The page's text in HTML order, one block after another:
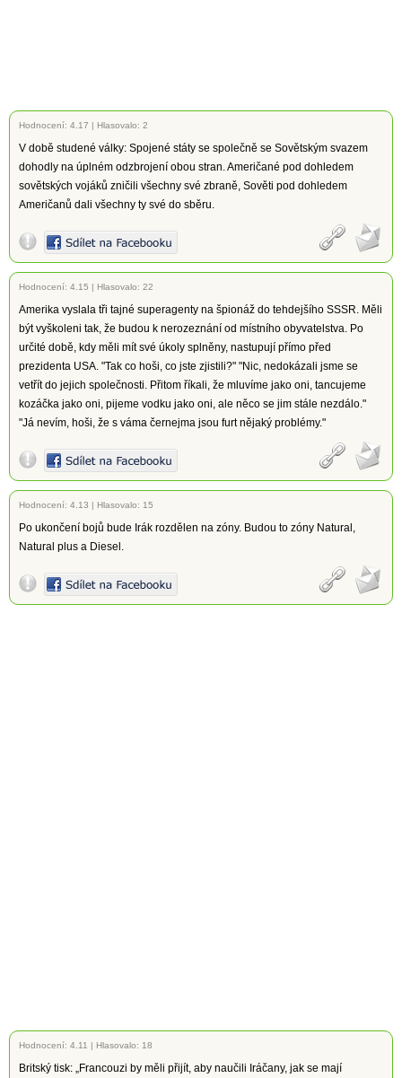
Hodnocení: 4.17 | Hlasovalo: 2
V době studené války: Spojené státy se společně se Sovětským svazem
dohodly na úplném odzbrojení obou stran. Američané pod dohledem
sovětských vojáků zničili všechny své zbraně, Sověti pod dohledem
Američanů dali všechny ty své do sběru.
Hodnocení: 4.15 | Hlasovalo: 22
Amerika vyslala tři tajné superagenty na špionáž do tehdejšího SSSR. Měli
být vyškoleni tak, že budou k nerozeznání od místního obyvatelstva. Po
určité době, kdy měli mít své úkoly splněny, nastupují přímo před
prezidenta USA. "Tak co hoši, co jste zjistili?" "Nic, nedokázali jsme se
vetřít do jejich společnosti. Přitom říkali, že mluvíme jako oni, tancujeme
kozáčka jako oni, pijeme vodku jako oni, ale něco se jim stále nezdálo."
"Já nevím, hoši, že s váma černejma jsou furt nějaký problémy."
Hodnocení: 4.13 | Hlasovalo: 15
Po ukončení bojů bude Irák rozdělen na zóny. Budou to zóny Natural,
Natural plus a Diesel.
Hodnocení: 4.11 | Hlasovalo: 18
Britský tisk: „Francouzi by měli přijít, aby naučili Iráčany, jak se mají